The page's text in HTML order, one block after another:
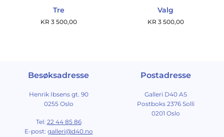
Tre
KR 3 500,00
Valg
KR 3 500,00
Besøksadresse
Henrik Ibsens gt. 90
0255 Oslo
Tel: 22 44 85 86
E-post: galleri@d40.no
Postadresse
Galleri D40 AS
Postboks 2376 Solli
0201 Oslo